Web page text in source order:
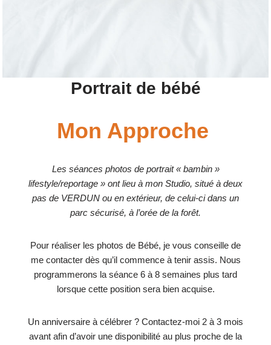
Portrait de bébé
Mon Approche
Les séances photos de portrait « bambin »
lifestyle/reportage » ont lieu à mon Studio, situé à deux
pas de VERDUN ou en extérieur, de celui-ci dans un
parc sécurisé, à l’orée de la forêt.
Pour réaliser les photos de Bébé, je vous conseille de
me contacter dès qu’il commence à tenir assis. Nous
programmerons la séance 6 à 8 semaines plus tard
lorsque cette position sera bien acquise.
Un anniversaire à célébrer ? Contactez-moi 2 à 3 mois
avant afin d’avoir une disponibilité au plus proche de la